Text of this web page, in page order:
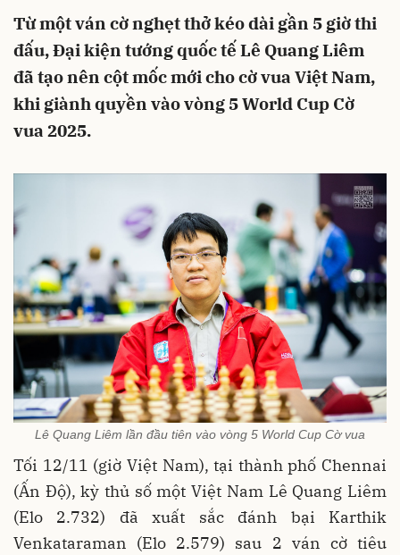
Từ một ván cờ nghẹt thở kéo dài gần 5 giờ thi
đấu, Đại kiện tướng quốc tế Lê Quang Liêm
đã tạo nên cột mốc mới cho cờ vua Việt Nam,
khi giành quyền vào vòng 5 World Cup Cờ
vua 2025.
Lê Quang Liêm lần đầu tiên vào vòng 5 World Cup Cờ vua
Tối 12/11 (giờ Việt Nam), tại thành phố Chennai
(Ấn Độ), kỳ thủ số một Việt Nam Lê Quang Liêm
(Elo 2.732) đã xuất sắc đánh bại Karthik
Venkataraman (Elo 2.579) sau 2 ván cờ tiêu